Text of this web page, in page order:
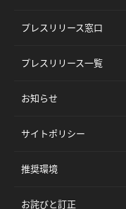
プレスリリース窓口
プレスリリース一覧
お知らせ
サイトポリシー
推奨環境
お詫びと訂正